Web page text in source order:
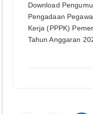
Download
Pengadaan
Kerja (PPPK)
Tahun Anggaran